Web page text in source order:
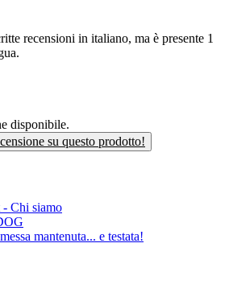
recensioni in italiano, ma è presente 1
disponibile.
su questo prodotto!
- Chi siamo
mantenuta... e testata!